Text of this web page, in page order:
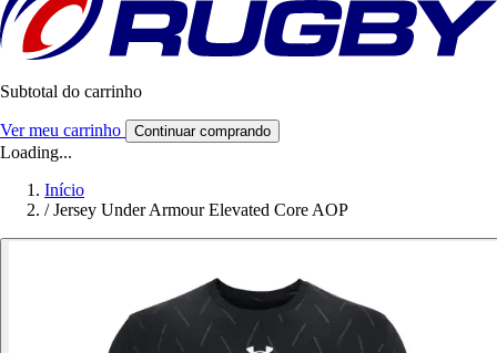
Subtotal do carrinho
Ver meu carrinho Continuar comprando
Loading...
Início
/ Jersey Under Armour Elevated Core AOP